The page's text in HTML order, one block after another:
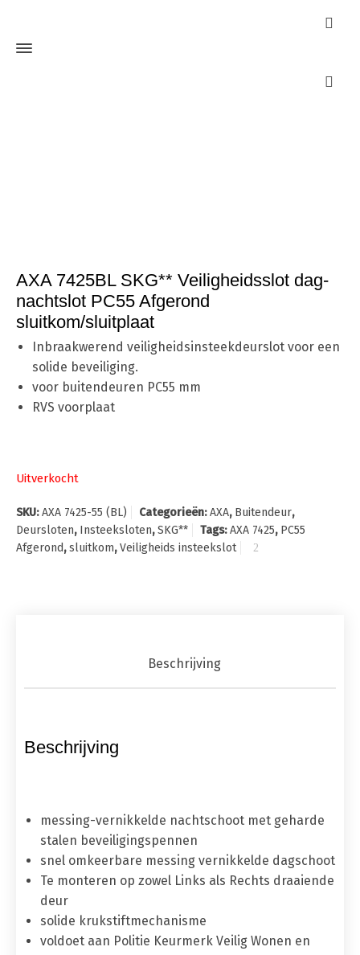
AXA 7425BL SKG** Veiligheidsslot dag-
nachtslot PC55 Afgerond
sluitkom/sluitplaat
Inbraakwerend veiligheidsinsteekdeurslot voor een
solide beveiliging.
voor buitendeuren PC55 mm
RVS voorplaat
Uitverkocht
SKU:AXA 7425-55 (BL) Categorieën:AXA, Buitendeur,
Deursloten, Insteeksloten,SKG** Tags:AXA 7425, PC55
Afgerond,sluitkom,Veiligheids insteekslot
Beschrijving
Beschrijving
messing-vernikkelde nachtschoot met geharde
stalen beveiligingspennen
snel omkeerbare messing vernikkelde dagschoot
Te monteren op zowel Links als Rechts draaiende
deur
solide krukstiftmechanisme
voldoet aan Politie Keurmerk Veilig Wonen en